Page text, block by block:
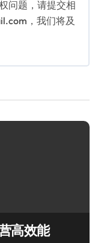
问题，请提交相
，我们将及
高效能